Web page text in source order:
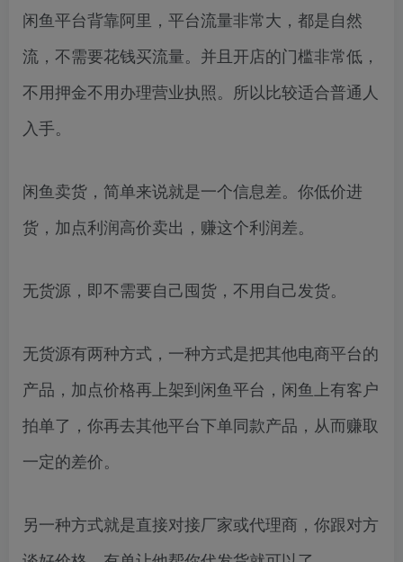
闲鱼平台背靠阿里，平台流量非常大，都是自然
流，不需要花钱买流量。并且开店的门槛非常低，
不用押金不用办理营业执照。所以比较适合普通人
入手。
闲鱼卖货，简单来说就是一个信息差。你低价进
货，加点利润高价卖出，赚这个利润差。
无货源，即不需要自己囤货，不用自己发货。
无货源有两种方式，一种方式是把其他电商平台的
产品，加点价格再上架到闲鱼平台，闲鱼上有客户
拍单了，你再去其他平台下单同款产品，从而赚取
一定的差价。
另一种方式就是直接对接厂家或代理商，你跟对方